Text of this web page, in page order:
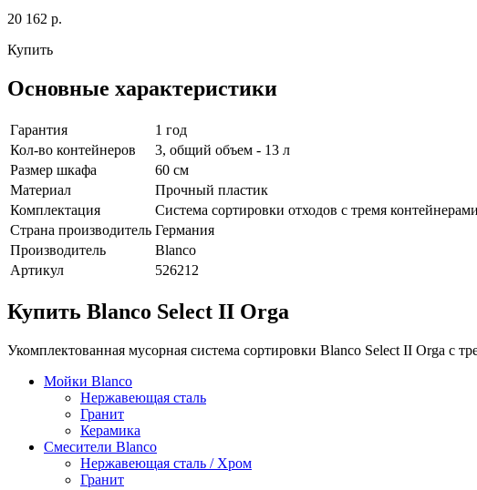
20 162 р.
Купить
Основные характеристики
Гарантия
1 год
Кол-во контейнеров
3, общий объем - 13 л
Размер шкафа
60 см
Материал
Прочный пластик
Комплектация
Система сортировки отходов с тремя
Страна производитель Германия
Производитель
Blanco
Артикул
526212
Купить Blanco Select II Orga
Укомплектованная мусорная система сортировки Blanco Select II Orga с
Мойки Blanco
Нержавеющая сталь
Гранит
Керамика
Смесители Blanco
Нержавеющая сталь / Хром
Гранит